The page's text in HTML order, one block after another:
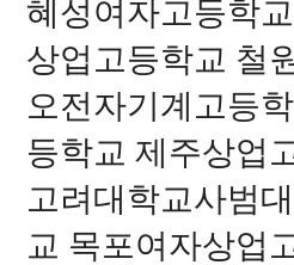
혜성여자고등학
상업고등학교 철
오전자기계고등
등학교 제주상업
고려대학교사범
교 목포여자상업